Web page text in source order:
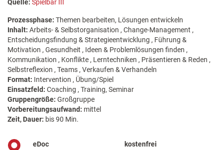
Quelle: Spielbar III
Prozessphase: Themen bearbeiten, Lösungen entwickeln
Inhalt: Arbeits- & Selbstorganisation , Change-Management ,
Entscheidungsfindung & Strategieentwicklung , Führung &
Motivation , Gesundheit , Ideen & Problemlösungen finden ,
Kommunikation , Konflikte , Lerntechniken , Präsentieren & Reden ,
Selbstreflexion , Teams , Verkaufen & Verhandeln
Format: Intervention , Übung/Spiel
Einsatzfeld: Coaching , Training, Seminar
Gruppengröße: Großgruppe
Vorbereitungsaufwand: mittel
Zeit, Dauer: bis 90 Min.
eDoc kostenfrei